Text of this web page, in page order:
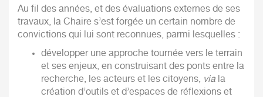
Au fil des années, et des évaluations externes de ses
travaux, la Chaire s’est forgée un certain nombre de
convictions qui lui sont reconnues, parmi lesquelles :
développer une approche tournée vers le terrain
et ses enjeux, en construisant des ponts entre la
recherche, les acteurs et les citoyens,
via la
création d’outils et d’espaces de réflexions et